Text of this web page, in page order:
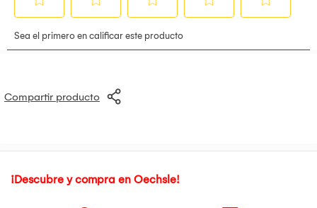
Compartir producto
¡Descubre y compra en Oechsle!